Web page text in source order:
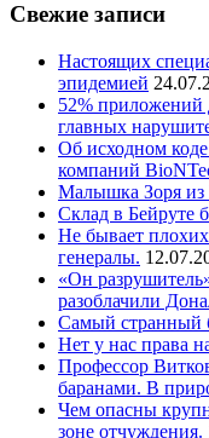
Свежие записи
Настоящих
эпидемией
52%
главных
Об исходном
компаний
Малышка Зоря из
Склад в Бейруте
Не бывает
генералы.
«Он
разоблачили
Самый странный
Нет у нас права
Профессор
баранами. В
Чем опасны
зоне отчуждения.